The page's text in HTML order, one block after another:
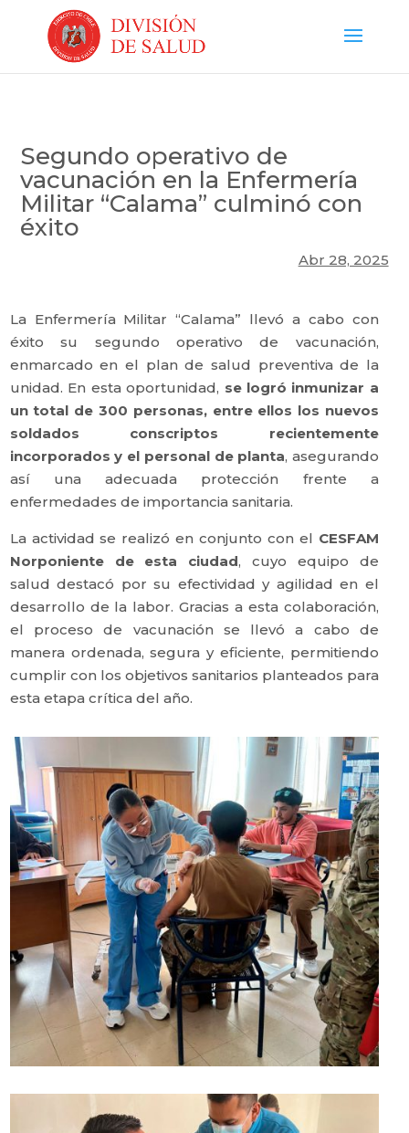
Segundo operativo de
vacunación en la Enfermería
Militar “Calama” culminó con
éxito
Abr 28, 2025
La Enfermería Militar “Calama” llevó a cabo con
éxito su segundo operativo de vacunación,
enmarcado en el plan de salud preventiva de la
unidad. En esta oportunidad, se logró inmunizar a
un total de 300 personas, entre ellos los nuevos
soldados conscriptos recientemente
incorporados y el personal de planta, asegurando
así una adecuada protección frente a
enfermedades de importancia sanitaria.
La actividad se realizó en conjunto con el CESFAM
Norponiente de esta ciudad, cuyo equipo de
salud destacó por su efectividad y agilidad en el
desarrollo de la labor. Gracias a esta colaboración,
el proceso de vacunación se llevó a cabo de
manera ordenada, segura y eficiente, permitiendo
cumplir con los objetivos sanitarios planteados para
esta etapa crítica del año.